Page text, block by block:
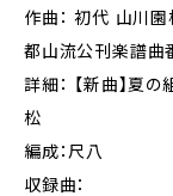
作曲： 初代 山川園
都山流公刊楽譜曲
詳細： 【新曲】夏
松
編成：尺八
収録曲：